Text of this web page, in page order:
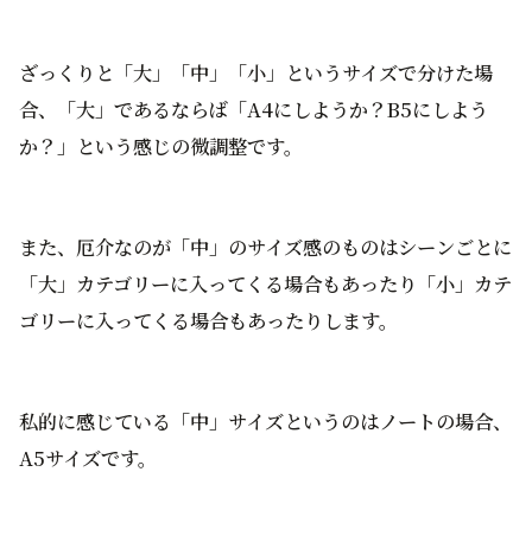
ざっくりと「大」「中」「小」というサイズで分けた場
合、「大」であるならば「A4にしようか？B5にしよう
か？」という感じの微調整です。
また、厄介なのが「中」のサイズ感のものはシーンごとに
「大」カテゴリーに入ってくる場合もあったり「小」カテ
ゴリーに入ってくる場合もあったりします。
私的に感じている「中」サイズというのはノートの場合、
A5サイズです。